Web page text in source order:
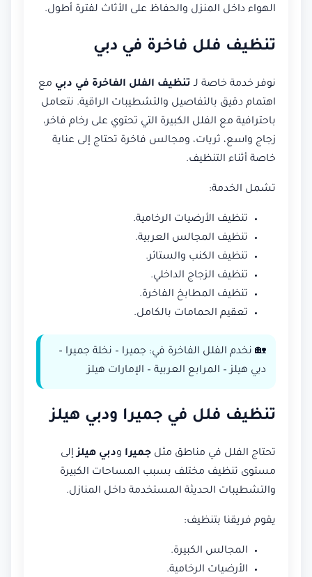
الهواء داخل المنزل والحفاظ على الأثاث لفترة أطول.
تنظيف فلل فاخرة في دبي
نوفر خدمة خاصة لـ تنظيف الفلل الفاخرة في دبي مع
اهتمام دقيق بالتفاصيل والتشطيبات الراقية. نتعامل
باحترافية مع الفلل الكبيرة التي تحتوي على رخام فاخر،
زجاج واسع، ثريات، ومجالس فاخرة تحتاج إلى عناية
خاصة أثناء التنظيف.
تشمل الخدمة:
تنظيف الأرضيات الرخامية.
تنظيف المجالس العربية.
تنظيف الكنب والستائر.
تنظيف الزجاج الداخلي.
تنظيف المطابخ الفاخرة.
تعقيم الحمامات بالكامل.
🏡 نخدم الفلل الفاخرة في: جميرا – نخلة جميرا –
دبي هيلز – المرابع العربية – الإمارات هيلز
تنظيف فلل في جميرا ودبي هيلز
تحتاج الفلل في مناطق مثل جميرا ودبي هيلزإلى
مستوى تنظيف مختلف بسبب المساحات الكبيرة
والتشطيبات الحديثة المستخدمة داخل المنازل.
يقوم فريقنا بتنظيف:
المجالس الكبيرة.
الأرضيات الرخامية.